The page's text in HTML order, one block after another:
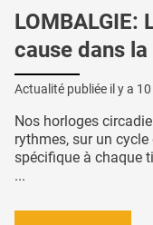
LOMBALGIE:
cause dans
Actualité publiée il y a
Nos horloges
rythmes, sur un
spécifique à chaque
...